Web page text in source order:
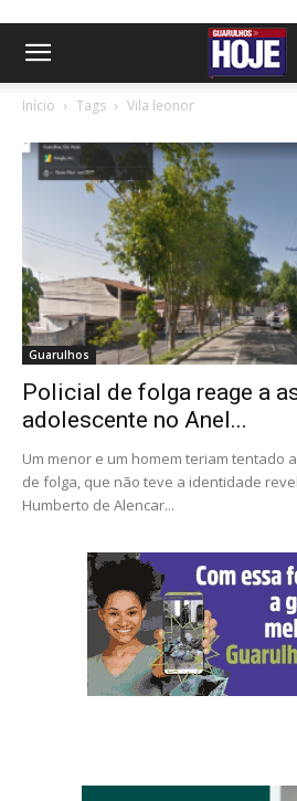
Início Tags Vila leonor
Guarulhos
Policial de folga reage a
adolescente no Anel...
Um menor e um homem teriam tentado
de folga, que não teve a identidade
Humberto de Alencar...